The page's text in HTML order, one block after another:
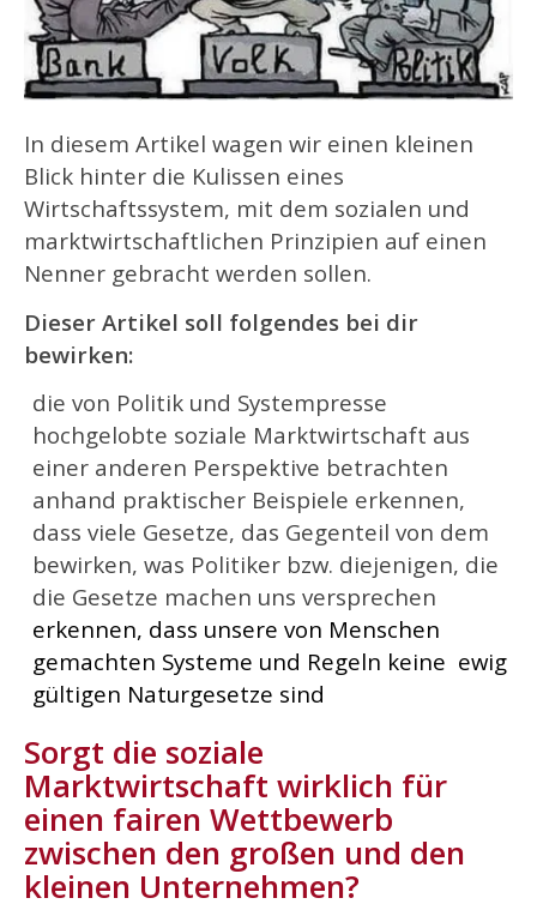
In diesem Artikel wagen wir einen kleinen
Blick hinter die Kulissen eines
Wirtschaftssystem, mit dem sozialen und
marktwirtschaftlichen Prinzipien auf einen
Nenner gebracht werden sollen.
Dieser Artikel soll folgendes bei dir
bewirken:
die von Politik und Systempresse
hochgelobte soziale Marktwirtschaft aus
einer anderen Perspektive betrachten
anhand praktischer Beispiele erkennen,
dass viele Gesetze, das Gegenteil von dem
bewirken, was Politiker bzw. diejenigen, die
die Gesetze machen uns versprechen
erkennen, dass unsere von Menschen
gemachten Systeme und Regeln keine ewig
gültigen Naturgesetze sind
Sorgt die soziale
Marktwirtschaft wirklich für
einen fairen Wettbewerb
zwischen den großen und den
kleinen Unternehmen?